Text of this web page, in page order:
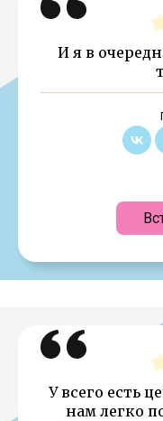
И я в
У всего есть
нам легко